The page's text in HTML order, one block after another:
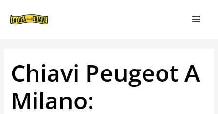
Chiavi Peugeot A
Milano:
ARTICOLI